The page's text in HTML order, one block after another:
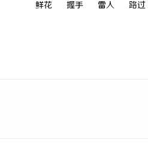
鲜花 握手 雷人 路过